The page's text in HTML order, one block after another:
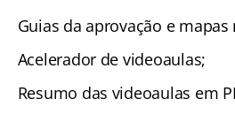
Guias da aprovação e mapas
Acelerador de videoaulas;
Resumo das videoaulas em